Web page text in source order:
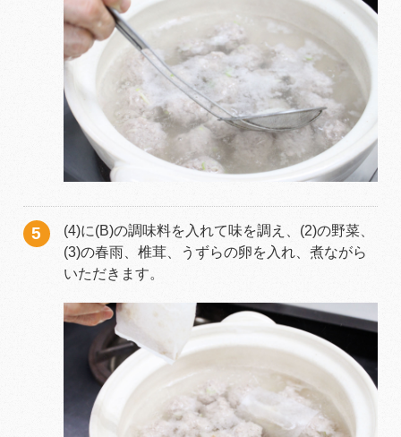
(4)に(B)の調味料を入れて味を調え、(2)の野菜、
(3)の春雨、椎茸、うずらの卵を入れ、煮ながら
いただきます。